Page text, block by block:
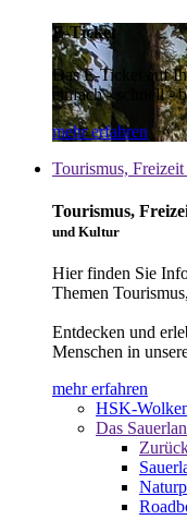
E-Ticket
Das E-Ticket auf
einfach - schnell -
mehr erfahren
Tourismus,
Tourismus,
und Kultur
Hier finden Sie
Themen
Entdecken und
Menschen in
mehr erfahren
HSK-
Das